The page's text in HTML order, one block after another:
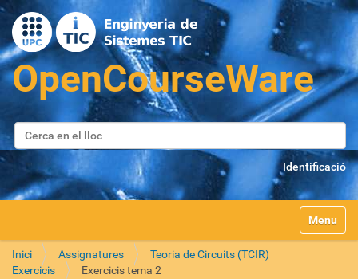
Cerca
Cerca avançada…
Identificació
Toggle
Inici Assignatures
Teoria de Circuits (TCIR)
Exercicis
Exercicis tema 2